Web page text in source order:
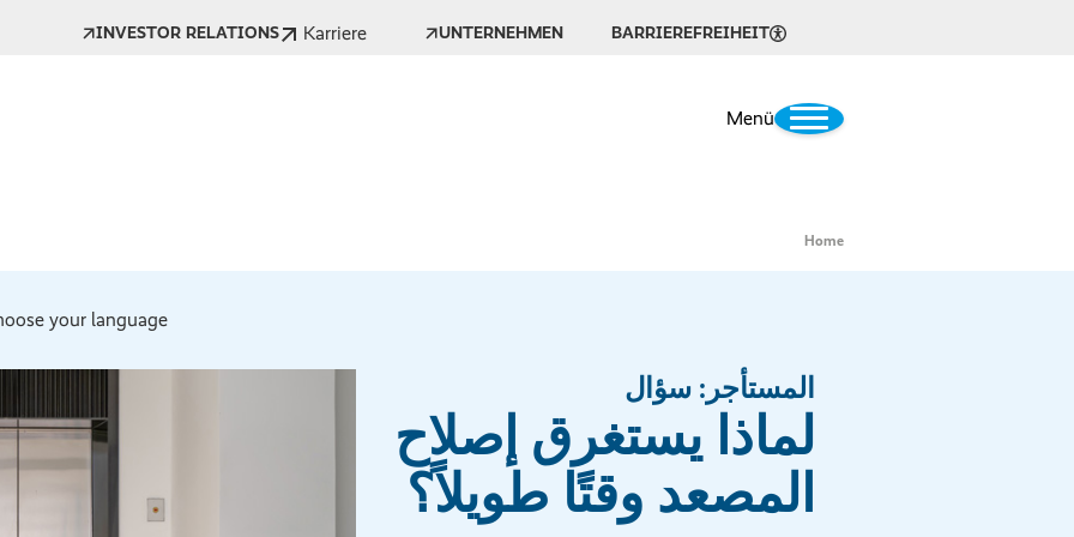
BARRIEREFREIHEIT
UNTERNEHMEN
Karriere
INVESTOR RELATIONS
Menü
Home
your language *
المستأجر: سؤال
لماذا يستغرق إصلاح
المصعد وقتًا طويلاً؟